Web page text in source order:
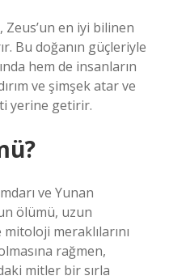
Zeus’un en iyi bilinen
Bu doğanın güçleriyle
hem de insanların
ve şimşek atar ve
yerine getirir.
ve Yunan
ölümü, uzun
meraklılarını
rağmen,
mitler bir sırla